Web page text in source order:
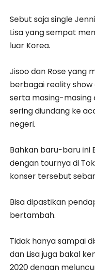
Sebut saja single
Lisa yang sempat
luar Korea.
Jisoo dan Rose yang
berbagai reality show
serta masing-masing
sering diundang ke
negeri.
Bahkan baru-baru ini
dengan tournya di
konser tersebut
Bisa dipastikan
bertambah.
Tidak hanya sampai
dan Lisa juga bakal
2020 dengan